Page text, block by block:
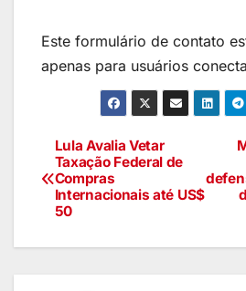
Este formulário de contato
apenas para usuários
Lula Avalia Vetar
Taxação Federal de
Compras
Internacionais até US$
50